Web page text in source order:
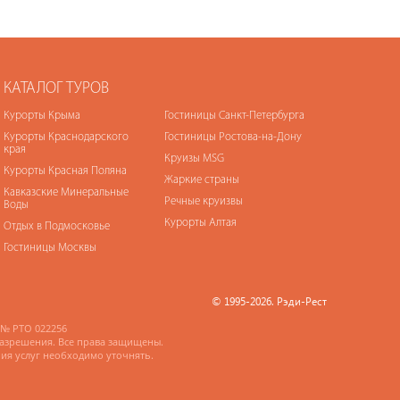
КАТАЛОГ ТУРОВ
Курорты Крыма
Курорты Краснодарского
края
Курорты Красная Поляна
Кавказские Минеральные
Воды
Отдых в Подмосковье
Гостиницы Москвы
Гостиницы Санкт-Петербурга
Гостиницы Ростова-на-Дону
Круизы MSG
Жаркие страны
Речные круизвы
Курорты Алтая
© 1995-2026. Рэди-Рест
№ РТО 022256
Все права защищены.
услуг необходимо уточнять.